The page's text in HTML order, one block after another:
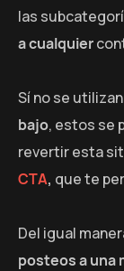
las
a cualquier
Sí no se
bajo, estos se
revertir esta
CTA, que te
Del igual
posteos a una